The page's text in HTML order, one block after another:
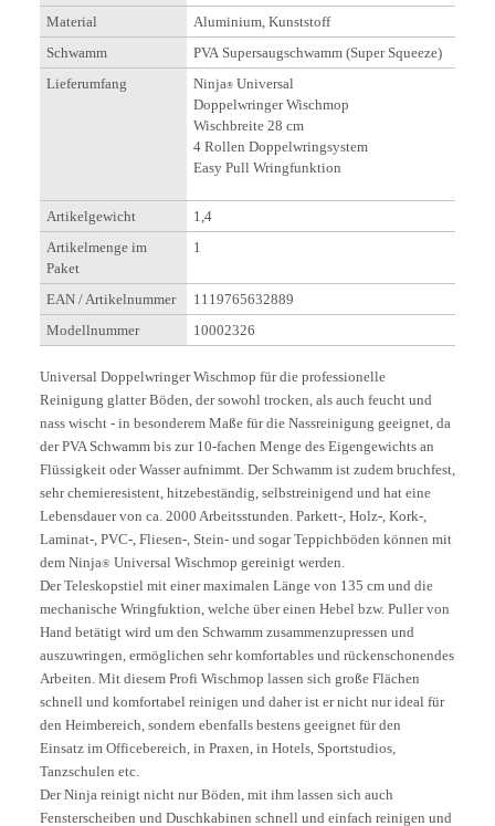
Material
Aluminium, Kunststoff
Schwamm
PVA Supersaugschwamm (Super Squeeze)
Lieferumfang
Ninja® Universal
Doppelwringer Wischmop
Wischbreite 28 cm
4 Rollen Doppelwringsystem
Easy Pull Wringfunktion
Artikelgewicht
1,4
Artikelmenge im
Paket
1
EAN / Artikelnummer
1119765632889
Modellnummer
10002326
Universal Doppelwringer Wischmop für die professionelle
Reinigung glatter Böden, der sowohl trocken, als auch feucht und
nass wischt - in besonderem Maße für die Nassreinigung geeignet, da
der PVA Schwamm bis zur 10-fachen Menge des Eigengewichts an
Flüssigkeit oder Wasser aufnimmt. Der Schwamm ist zudem bruchfest,
sehr chemieresistent, hitzebeständig, selbstreinigend und hat eine
Lebensdauer von ca. 2000 Arbeitsstunden. Parkett-, Holz-, Kork-,
Laminat-, PVC-, Fliesen-, Stein- und sogar Teppichböden können mit
dem Ninja® Universal Wischmop gereinigt werden.
Der Teleskopstiel mit einer maximalen Länge von 135 cm und die
mechanische Wringfuktion, welche über einen Hebel bzw. Puller von
Hand betätigt wird um den Schwamm zusammenzupressen und
auszuwringen, ermöglichen sehr komfortables und rückenschonendes
Arbeiten. Mit diesem Profi Wischmop lassen sich große Flächen
schnell und komfortabel reinigen und daher ist er nicht nur ideal für
den Heimbereich, sondern ebenfalls bestens geeignet für den
Einsatz im Officebereich, in Praxen, in Hotels, Sportstudios,
Tanzschulen etc.
Der Ninja reinigt nicht nur Böden, mit ihm lassen sich auch
Fensterscheiben und Duschkabinen schnell und einfach reinigen und